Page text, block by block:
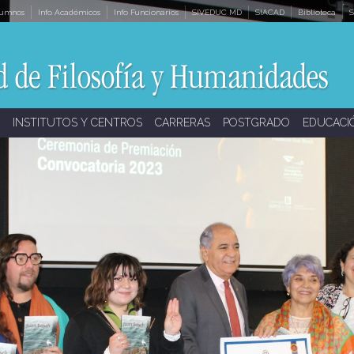
Info Académicos Info Funcionarios SIVEDUC MD SIACAD Biblioteca
INSTITUTOS Y CENTROS CARRERAS POSTGRADO